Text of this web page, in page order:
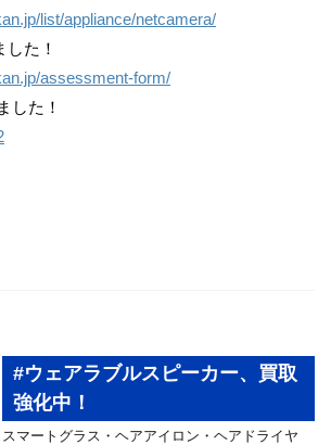
list/appliance/netcamera/
た！
assessment-form/
した！
#ウェアラブルスピーカー、買取
強化中！
スマートグラス・ヘアアイロン・ヘアドライヤ